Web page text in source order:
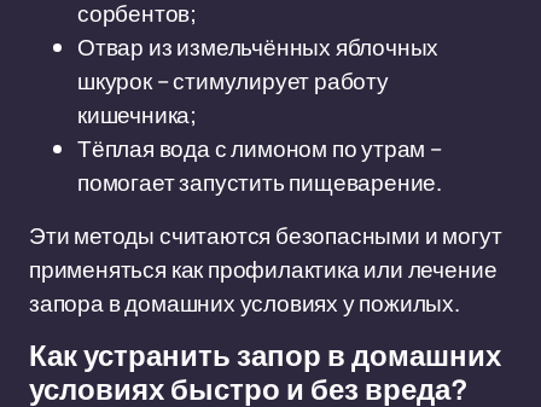
сорбентов;
Отвар из измельчённых яблочных
шкурок – стимулирует работу
кишечника;
Тёплая вода с лимоном по утрам –
помогает запустить пищеварение.
Эти методы считаются безопасными и могут
применяться как профилактика или лечение
запора в домашних условиях у пожилых.
Как устранить запор в домашних
условиях быстро и без вреда?